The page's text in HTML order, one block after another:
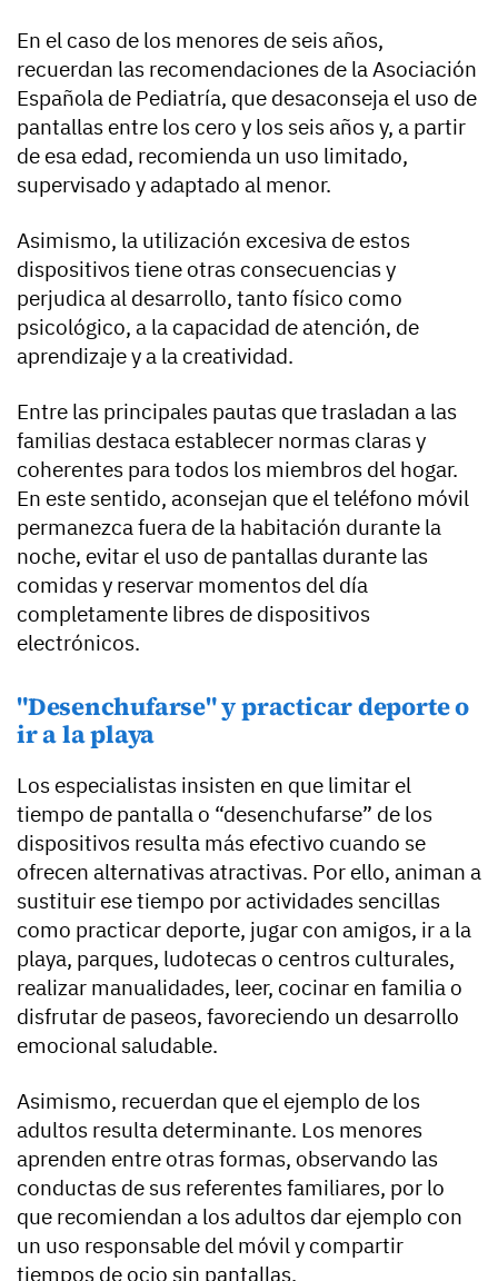
En el caso de los menores de seis años,
recuerdan las recomendaciones de la Asociación
Española de Pediatría, que desaconseja el uso de
pantallas entre los cero y los seis años y, a partir
de esa edad, recomienda un uso limitado,
supervisado y adaptado al menor.
Asimismo, la utilización excesiva de estos
dispositivos tiene otras consecuencias y
perjudica al desarrollo, tanto físico como
psicológico, a la capacidad de atención, de
aprendizaje y a la creatividad.
Entre las principales pautas que trasladan a las
familias destaca establecer normas claras y
coherentes para todos los miembros del hogar.
En este sentido, aconsejan que el teléfono móvil
permanezca fuera de la habitación durante la
noche, evitar el uso de pantallas durante las
comidas y reservar momentos del día
completamente libres de dispositivos
electrónicos.
"Desenchufarse" y practicar deporte o
ir a la playa
Los especialistas insisten en que limitar el
tiempo de pantalla o “desenchufarse” de los
dispositivos resulta más efectivo cuando se
ofrecen alternativas atractivas. Por ello, animan a
sustituir ese tiempo por actividades sencillas
como practicar deporte, jugar con amigos, ir a la
playa, parques, ludotecas o centros culturales,
realizar manualidades, leer, cocinar en familia o
disfrutar de paseos, favoreciendo un desarrollo
emocional saludable.
Asimismo, recuerdan que el ejemplo de los
adultos resulta determinante. Los menores
aprenden entre otras formas, observando las
conductas de sus referentes familiares, por lo
que recomiendan a los adultos dar ejemplo con
un uso responsable del móvil y compartir
tiempos de ocio sin pantallas.